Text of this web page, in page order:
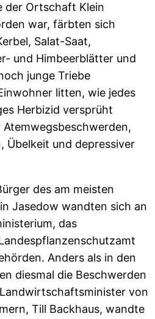
der Ortschaft Klein
war, färbten sich
Salat-Saat,
und Himbeerblätter und
junge Triebe
litten, wie jedes
Herbizid versprüht
Übelkeit und depressiver
des am meisten
Jasedow wandten sich an
das
Anders als in den
diesmal die Beschwerden
von
Till Backhaus, wandte